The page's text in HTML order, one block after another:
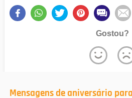
Gostou?
Mensagens de aniversário